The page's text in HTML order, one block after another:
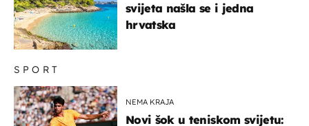
SPORT
NEMA KRAJA
Novi šok u teniskom svijetu:
svijeta našla se i jedna
hrvatska